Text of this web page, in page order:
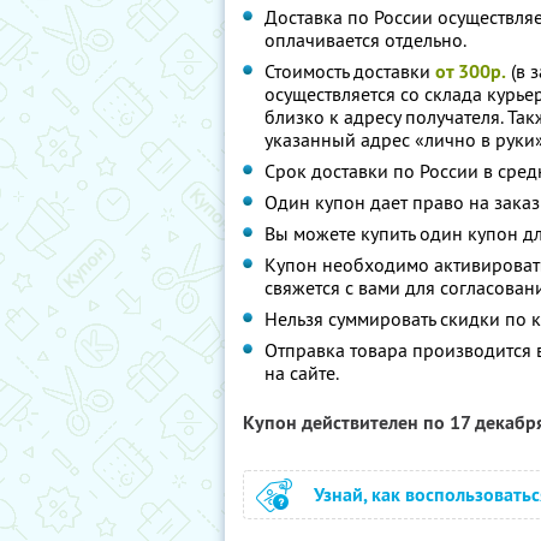
Доставка по России
оплачивается отдельно.
Стоимость доставки от 300р. (в
осуществляется со склада
близко к адресу получателя.
указанный адрес «лично в
Срок доставки по России в
Один купон дает право на
Вы можете купить один купон
Купон необходимо
свяжется с вами для
Нельзя суммировать скидки по
Отправка товара
на сайте.
Купон действителен по 17
Узнай, как